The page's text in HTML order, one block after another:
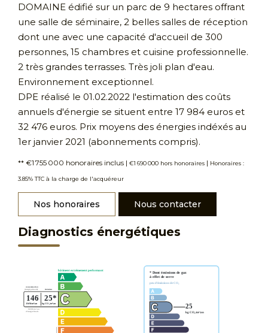
DOMAINE édifié sur un parc de 9 hectares offrant
une salle de séminaire, 2 belles salles de réception
dont une avec une capacité d'accueil de 300
personnes, 15 chambres et cuisine professionnelle.
2 très grandes terrasses. Très joli plan d'eau.
Environnement exceptionnel.
DPE réalisé le 01.02.2022 l'estimation des coûts
annuels d'énergie se situent entre 17 984 euros et
32 476 euros. Prix moyens des énergies indéxés au
1er janvier 2021 (abonnements compris).
** €1 755 000 honoraires inclus | €1 690 000 hors honoraires | Honoraires :
3.85% TTC à la charge de l'acquéreur
Nos honoraires Nous contacter
Diagnostics énergétiques